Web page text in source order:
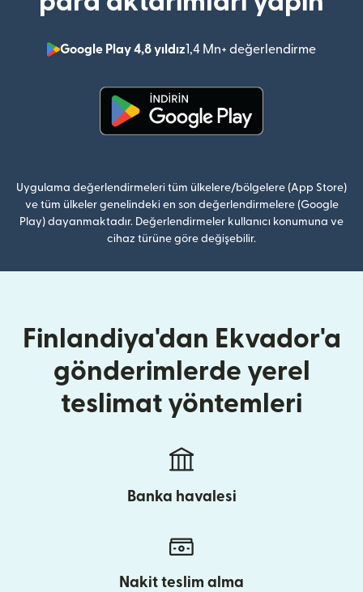
Google Play 4,8 yıldız1,4 Mn+ değerlendirme
Uygulama değerlendirmeleri tüm ülkelere/bölgelere (App Store)
ve tüm ülkeler genelindeki en son değerlendirmelere (Google
Play) dayanmaktadır. Değerlendirmeler kullanıcı konumuna ve
cihaz türüne göre değişebilir.
Finlandiya'dan Ekvador'a
gönderimlerde yerel
teslimat yöntemleri
Banka havalesi
Nakit teslim alma